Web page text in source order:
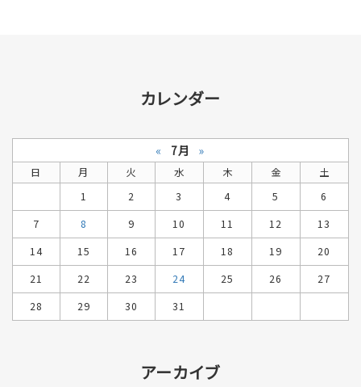
カレンダー
« 7月 »
日 月 火 水 木 金
土
1
2 3 4 5
6
7
8 9 10 11 12
13
14
15 16 17 18 19
20
21
22 23 24 25 26
27
28
29 30 31
アーカイブ